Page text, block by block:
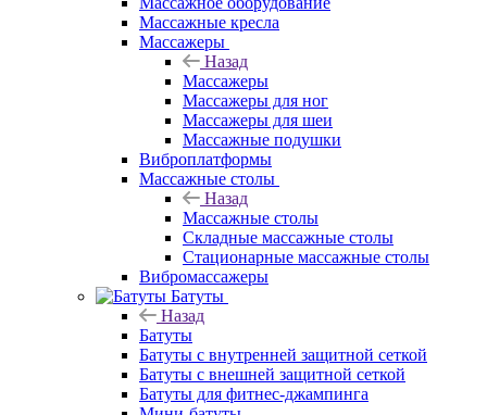
Массажные кресла
Массажеры
Назад
Массажеры
Массажеры для ног
Массажеры для шеи
Массажные подушки
Виброплатформы
Массажные столы
Назад
Массажные столы
Складные массажные столы
Стационарные массажные столы
Вибромассажеры
Батуты
Назад
Батуты
Батуты с внутренней защитной сеткой
Батуты с внешней защитной сеткой
Батуты для фитнес-джампинга